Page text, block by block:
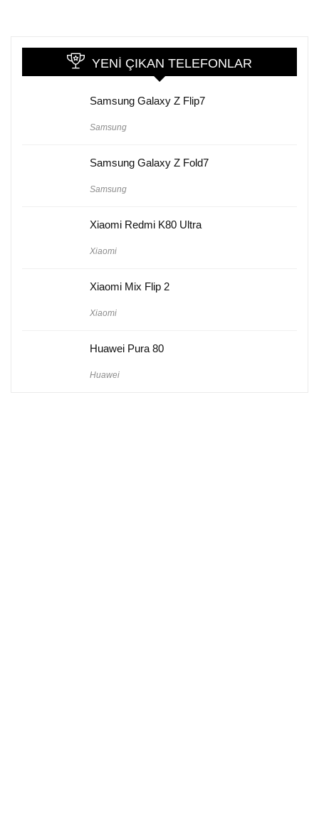
YENI ÇIKAN TELEFONLAR
Samsung Galaxy Z Flip7
Samsung
Samsung Galaxy Z Fold7
Samsung
Xiaomi Redmi K80 Ultra
Xiaomi
Xiaomi Mix Flip 2
Xiaomi
Huawei Pura 80
Huawei